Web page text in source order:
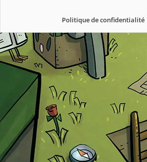
Politique de confidentialité